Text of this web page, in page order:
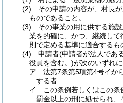
(2)
その申請の内容が、村長
ものであること。
(3)
その事業の用に供する施
業を的確に、かつ、継続し
則で定める基準に適合するも
(4)
申請者(申請者が法人であ
役員を含む。)が次のいずれ
ア
法第7条第5項第4号イか
する者
イ
この条例若しくはこの条
罰金以上の刑に処せられ